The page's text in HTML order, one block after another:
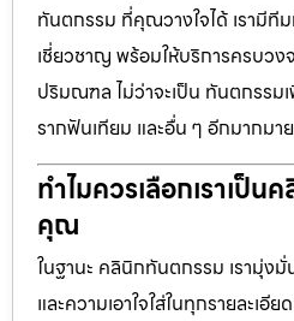
ทันตกรรม ที่คุณวางใจได้ เรามี
เชี่ยวชาญ พร้อมให้บริการครบวง
ปริมณฑล ไม่ว่าจะเป็น ทันตกรรม
รากฟันเทียม และอื่น ๆ อีกมากมาย
ทำไมควรเลือกเราเป็
คุณ
ในฐานะ คลินิกทันตกรรม เรามุ่ง
และความเอาใจใส่ในทุกรายละเอี